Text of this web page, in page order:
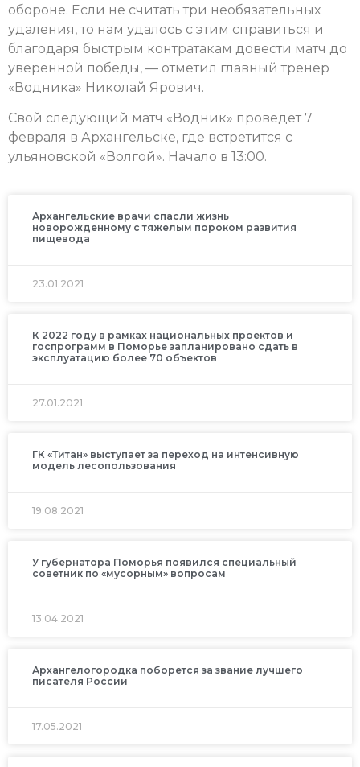
обороне. Если не считать три необязательных
удаления, то нам удалось с этим справиться и
благодаря быстрым контратакам довести матч до
уверенной победы, — отметил главный тренер
«Водника» Николай Ярович.
Свой следующий матч «Водник» проведет 7
февраля в Архангельске, где встретится с
ульяновской «Волгой». Начало в 13:00.
Архангельские врачи спасли жизнь
новорожденному с тяжелым пороком развития
пищевода
23.01.2021
К 2022 году в рамках национальных проектов и
госпрограмм в Поморье запланировано сдать в
эксплуатацию более 70 объектов
27.01.2021
ГК «Титан» выступает за переход на интенсивную
модель лесопользования
19.08.2021
У губернатора Поморья появился специальный
советник по «мусорным» вопросам
13.04.2021
Архангелогородка поборется за звание лучшего
писателя России
17.05.2021